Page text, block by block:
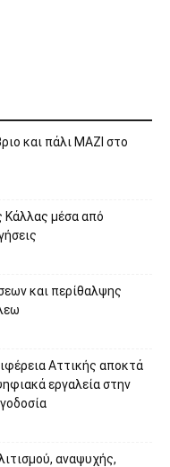
και πάλι ΜΑΖΙ στο
Κάλλας μέσα από
και περίθαλψης
Αττικής αποκτά
εργαλεία στην
αναψυχής,